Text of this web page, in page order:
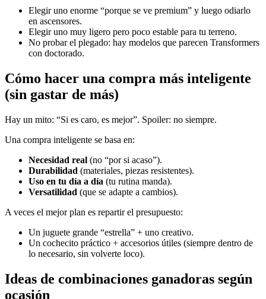
Elegir uno enorme “porque se ve premium” y luego odiarlo
en ascensores.
Elegir uno muy ligero pero poco estable para tu terreno.
No probar el plegado: hay modelos que parecen Transformers
con doctorado.
Cómo hacer una compra más inteligente
(sin gastar de más)
Hay un mito: “Si es caro, es mejor”. Spoiler: no siempre.
Una compra inteligente se basa en:
Necesidad real (no “por si acaso”).
Durabilidad (materiales, piezas resistentes).
Uso en tu día a día (tu rutina manda).
Versatilidad (que se adapte a cambios).
A veces el mejor plan es repartir el presupuesto:
Un juguete grande “estrella” + uno creativo.
Un cochecito práctico + accesorios útiles (siempre dentro de
lo necesario, sin volverte loco).
Ideas de combinaciones ganadoras según
ocasión